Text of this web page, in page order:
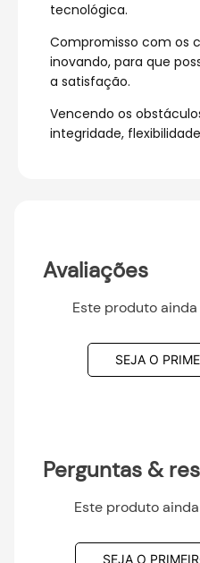
tecnológica.
Compromisso com os
inovando, para que
a satisfação.
Vencendo os
integridade,
Avaliações
Este produto
SEJA O
Perguntas &
Este produto
SEJA O